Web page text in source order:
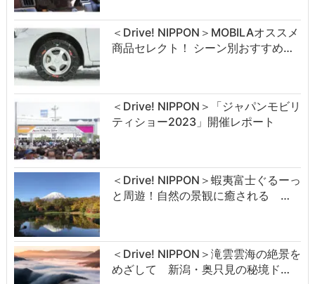
＜Drive! NIPPON＞MOBILAオススメ
商品セレクト！ シーン別おすすめ…
＜Drive! NIPPON＞「ジャパンモビリ
ティショー2023」開催レポート
＜Drive! NIPPON＞蝦夷富士ぐるーっ
と周遊！自然の景観に癒される …
＜Drive! NIPPON＞滝雲雲海の絶景を
めざして 新潟・奥只見の秘境ド…